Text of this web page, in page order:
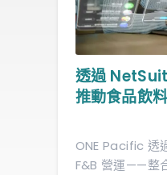
透過
推動食品飲
ONE Pacific 透
F&B 營運——整